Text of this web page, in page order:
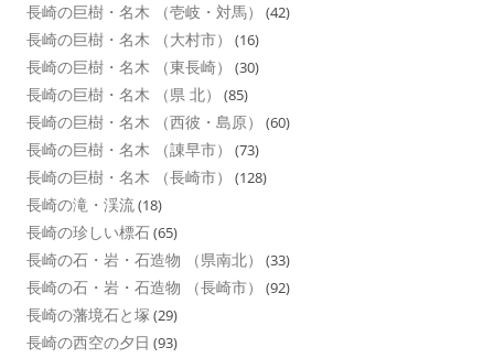
長崎の巨樹・名木 （壱岐・対馬） (42)
長崎の巨樹・名木 （大村市） (16)
長崎の巨樹・名木 （東長崎） (30)
長崎の巨樹・名木 （県 北） (85)
長崎の巨樹・名木 （西彼・島原） (60)
長崎の巨樹・名木 （諌早市） (73)
長崎の巨樹・名木 （長崎市） (128)
長崎の滝・渓流(18)
長崎の珍しい標石(65)
長崎の石・岩・石造物 （県南北） (33)
長崎の石・岩・石造物 （長崎市） (92)
長崎の藩境石と塚 (29)
長崎の西空の夕日 (93)